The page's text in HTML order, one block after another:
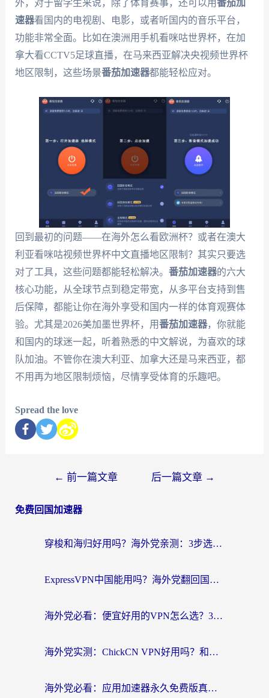
外，对于留学生来说，除了体育赛事，还可以用番茄加
速器看国内的电视剧、电影，或者听国内的音乐平台，
功能非常全面。比如在澳洲用手机看咪咕世界杯，在加
拿大看CCTV5足球直播，在马来西亚解决央视频世界杯
地区限制，这些场景番茄加速器都能轻松应对。
回到最初的问题——在海外怎么看欧洲杯？或者在澳大
利亚看咪咕视频世界杯中文直播地区限制？其实只要选
对了工具，这些问题都能轻松解决。 番茄加速器的六大
核心功能，从全球节点到稳定带宽，从多平台支持到售
后保障，都能让你在海外享受和国内一样的体育观赛体
验。尤其是2026美加墨世界杯，用番茄加速器，你就能
和国内的球迷一起，听着熟悉的中文解说，为喜欢的球
队加油。不管你在澳大利亚、加拿大还是马来西亚，都
不用再为地区限制烦恼，尽情享受体育的乐趣吧。
Spread the love
← 前一篇文章 后一篇文章 →
免费回国加速器
穿梭和海归好用吗？海外党亲测：3步选对回国加速器，无缝刷国内剧玩手游
ExpressVPN中国能用吗？海外党翻回国内的加速器选择指南（附番茄加速器实测）
海外党必看：便宜好用的VPN怎么选？3步解决回国访问难题+Steam改区技巧
海外党实测：ChickCN VPN好用吗？和OurPlay VPN对比哪个回国效果更好？附避坑指南
海外党必看：应用加速器永久免费版真的靠谱吗？教你选对回国加速器无缝刷国内资源